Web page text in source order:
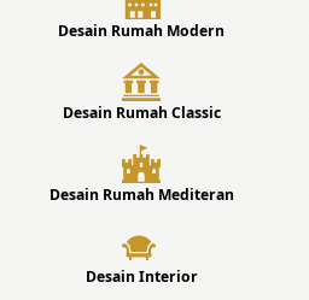
Desain Rumah Modern
Desain Rumah Classic
Desain Rumah Mediteran
Desain Interior